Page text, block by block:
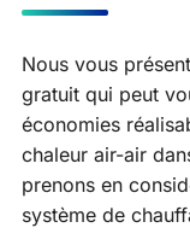
Nous vous
gratuit qui peut
économies
chaleur air-air
prenons en
système de